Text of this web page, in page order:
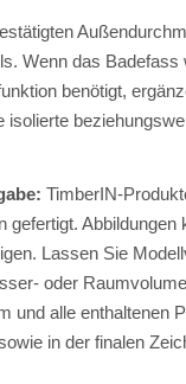
Wenn das Badefass
benötigt,
isolierte
TimberIN-
gefertigt. Abbildungen
Lassen Sie
oder
und alle enthaltenen
in der finalen